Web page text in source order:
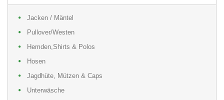
Jacken / Mäntel
Pullover/Westen
Hemden,Shirts & Polos
Hosen
Jagdhüte, Mützen & Caps
Unterwäsche